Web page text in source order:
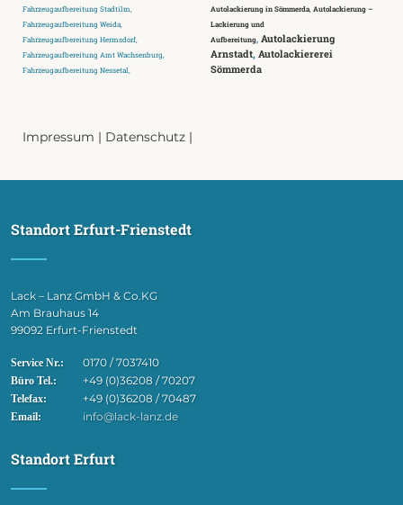
Fahrzeugaufbereitung Stadtilm,
Fahrzeugaufbereitung Weida,
Fahrzeugaufbereitung Hermsdorf,
Fahrzeugaufbereitung Amt Wachsenburg,
Fahrzeugaufbereitung Nessetal,
Autolackierung in Sömmerda Autolackierung –
Lackierung und
Aufbereitung, Autolackierung
Arnstadt, Autolackiererei
Sömmerda
Impressum | Datenschutz |
Standort Erfurt-Frienstedt
Lack – Lanz GmbH & Co.KG
Am Brauhaus 14
99092 Erfurt-Frienstedt
Service Nr.: 0170 / 7037410
Büro Tel.: +49 (0)36208 / 70207
Telefax: +49 (0)36208 / 70487
Email: info@lack-lanz.de
Standort Erfurt